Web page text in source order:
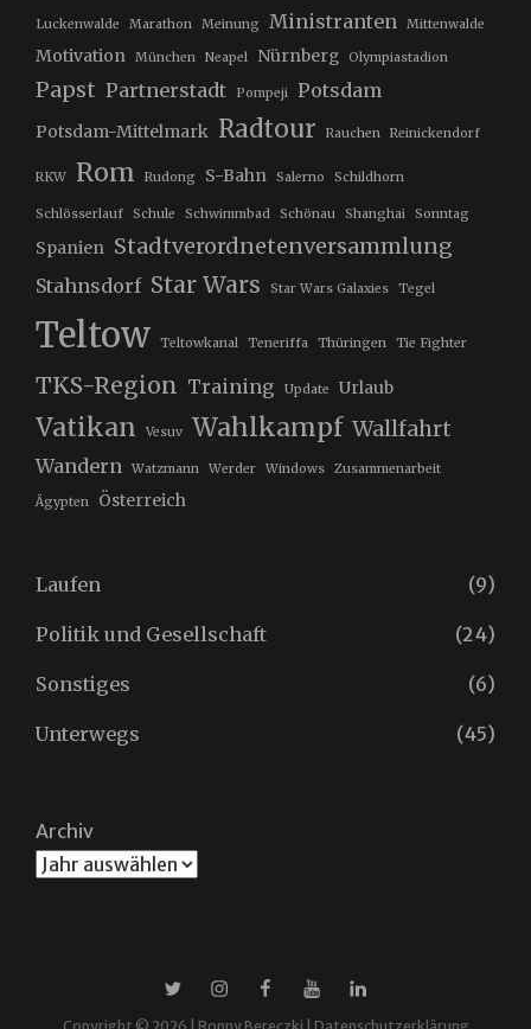
Luckenwalde Marathon Meinung Ministranten Mittenwalde
Motivation München Neapel Nürnberg Olympiastadion
Papst Partnerstadt Pompeji Potsdam
Potsdam-Mittelmark Radtour Rauchen Reinickendorf
RKW Rom Rudong S-Bahn Salerno Schildhorn
Schlösserlauf Schule Schwimmbad Schönau Shanghai Sonntag
Spanien Stadtverordnetenversammlung
Stahnsdorf Star Wars Star Wars Galaxies Tegel
Teltow Teltowkanal Teneriffa Thüringen Tie Fighter
TKS-Region Training Update Urlaub
Vatikan Vesuv Wahlkampf Wallfahrt
Wandern Watzmann Werder Windows Zusammenarbeit
Ägypten Österreich
Laufen (9)
Politik und Gesellschaft (24)
Sonstiges (6)
Unterwegs (45)
Archiv
X InstagramFacebookYouTubeLinkedin